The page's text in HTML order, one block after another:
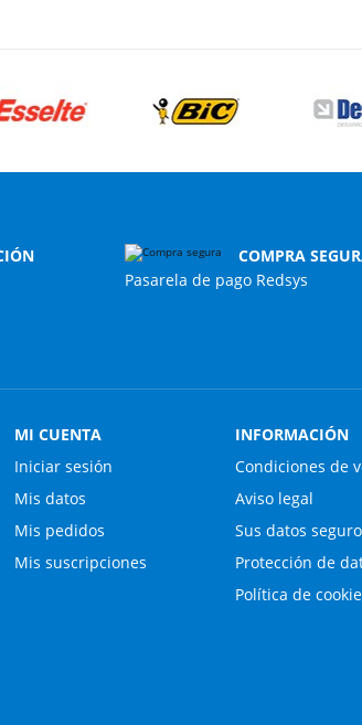
COMPRA
Pasarela de pago Redsys
MI CUENTA
Iniciar sesión
Mis datos
Mis pedidos
Mis suscripciones
INFORMACIÓN
Condiciones de
Aviso legal
Sus datos
Protección de
Política de